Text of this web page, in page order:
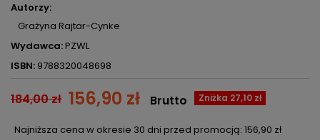
Autorzy:
Grażyna Rajtar-Cynke
Wydawca:PZWL
ISBN: 9788320048698
184,00 zł 156,90 zł Zniżka 27,10 zł
Brutto
Najniższa cena w okresie 30 dni przed promocją: 156,90 zł